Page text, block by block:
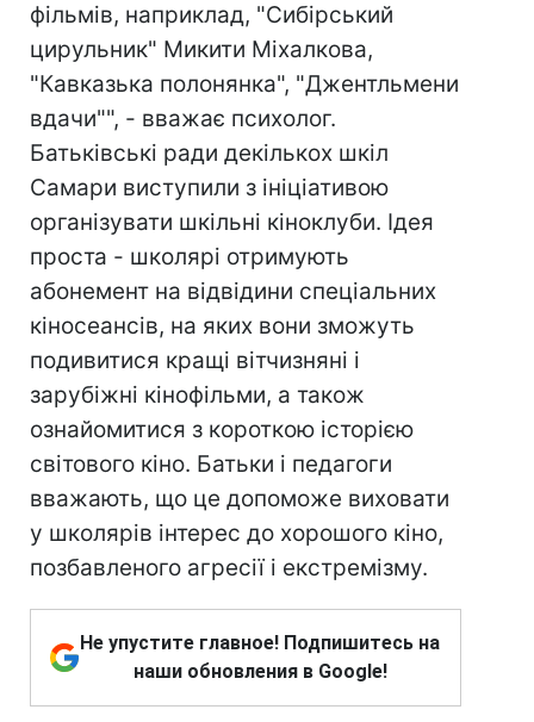
фільмів, наприклад, "Сибірський
цирульник" Микити Міхалкова,
"Кавказька полонянка", "Джентльмени
вдачи"", - вважає психолог.
Батьківські ради декількох шкіл
Самари виступили з ініціативою
організувати шкільні кіноклуби. Ідея
проста - школярі отримують
абонемент на відвідини спеціальних
кіносеансів, на яких вони зможуть
подивитися кращі вітчизняні і
зарубіжні кінофільми, а також
ознайомитися з короткою історією
світового кіно. Батьки і педагоги
вважають, що це допоможе виховати
у школярів інтерес до хорошого кіно,
позбавленого агресії і екстремізму.
Не упустите главное! Подпишитесь на
наши обновления в Google!